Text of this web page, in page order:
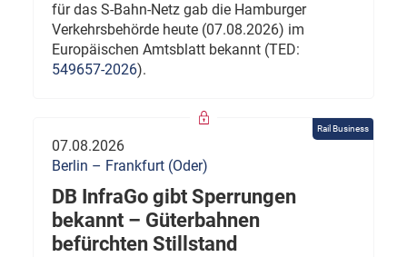
für das S-Bahn-Netz gab die Hamburger
Verkehrsbehörde heute (07.08.2026) im
Europäischen Amtsblatt bekannt (TED:
549657-2026).
Rail Business
07.08.2026
Berlin – Frankfurt (Oder)
DB InfraGo gibt Sperrungen
bekannt – Güterbahnen
befürchten Stillstand